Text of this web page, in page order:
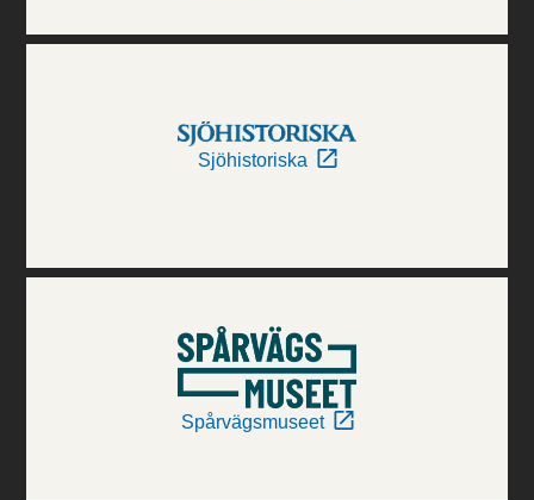
Sjöhistoriska
Spårvägsmuseet